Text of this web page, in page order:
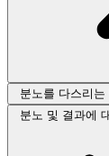
분노를 다스리
분노 및 결과에